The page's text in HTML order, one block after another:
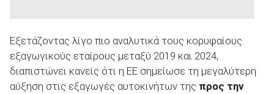
Εξετάζοντας λίγο πιο αναλυτικά τους κορυφαίους
εξαγωγικούς εταίρους μεταξύ 2019 και 2024,
διαπιστώνει κανείς ότι η ΕΕ σημείωσε τη μεγαλύτερη
αύξηση στις εξαγωγές αυτοκινήτων της προς την